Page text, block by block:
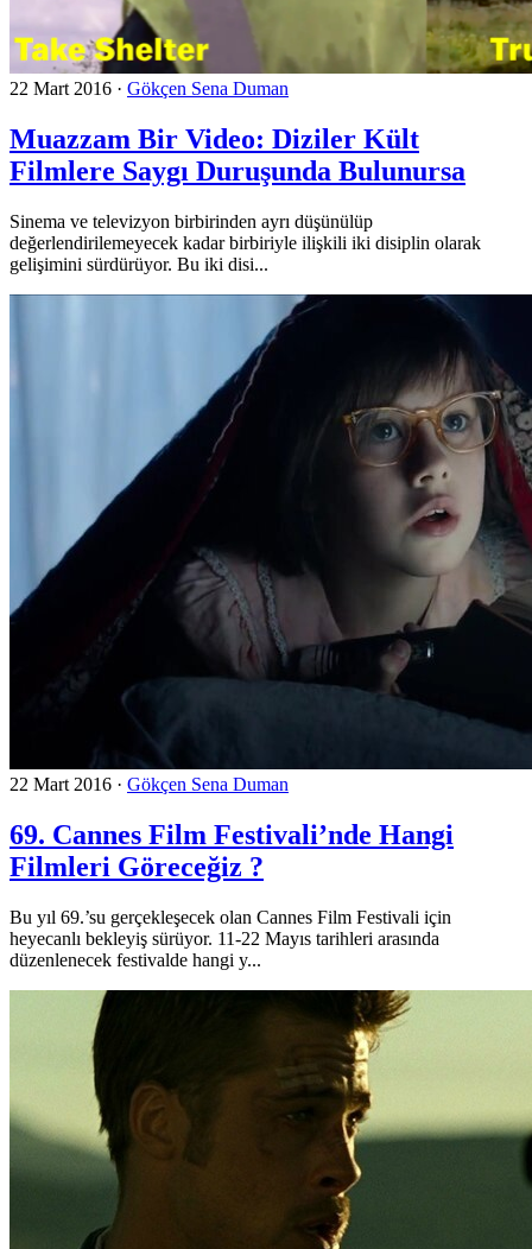
22 Mart 2016 · Gökçen Sena Duman
Muazzam Bir Video: Diziler Kült
Filmlere Saygı Duruşunda Bulunursa
Sinema ve televizyon birbirinden ayrı düşünülüp
değerlendirilemeyecek kadar birbiriyle ilişkili iki disiplin olarak
gelişimini sürdürüyor. Bu iki disi...
22 Mart 2016 · Gökçen Sena Duman
69. Cannes Film Festivali’nde Hangi
Filmleri Göreceğiz ?
Bu yıl 69.’su gerçekleşecek olan Cannes Film Festivali için
heyecanlı bekleyiş sürüyor. 11-22 Mayıs tarihleri arasında
düzenlenecek festivalde hangi y...